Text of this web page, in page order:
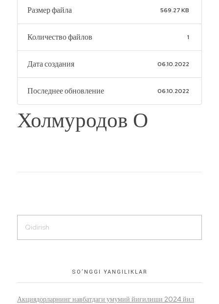
Размер файла 569.27 KB
Количество файлов 1
Дата создания 06.10.2022
Последнее обновление 06.10.2022
Холмуродов О
SO’NGGI YANGILIKLAR
Акциядорларнинг навбатдаги умумий йиғилиши 2024 йил